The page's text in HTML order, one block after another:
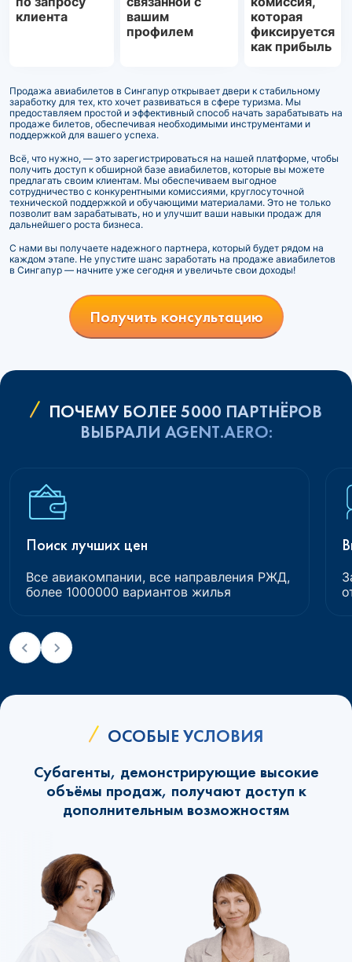
клиента
вашим
профилем
которая
фиксируется
как прибыль
Продажа авиабилетов в Сингапур открывает двери к стабильному
заработку для тех, кто хочет развиваться в сфере туризма. Мы
предоставляем простой и эффективный способ начать зарабатывать на
продаже билетов, обеспечивая необходимыми инструментами и
поддержкой для вашего успеха.
Всё, что нужно, — это зарегистрироваться на нашей платформе, чтобы
получить доступ к обширной базе авиабилетов, которые вы можете
предлагать своим клиентам. Мы обеспечиваем выгодное
сотрудничество с конкурентными комиссиями, круглосуточной
технической поддержкой и обучающими материалами. Это не только
позволит вам зарабатывать, но и улучшит ваши навыки продаж для
дальнейшего роста бизнеса.
С нами вы получаете надежного партнера, который будет рядом на
каждом этапе. Не упустите шанс заработать на продаже авиабилетов
в Сингапур — начните уже сегодня и увеличьте свои доходы!
Получить консультацию
ПОЧЕМУ БОЛЕЕ 5000 ПАРТНЁРОВ
ВЫБРАЛИ AGENT.AERO:
Поиск лучших цен
Все авиакомпании, все направления РЖД,
более 1000000 вариантов жилья
ОСОБЫЕ УСЛОВИЯ
Субагенты, демонстрирующие высокие
объёмы продаж, получают доступ к
дополнительным возможностям